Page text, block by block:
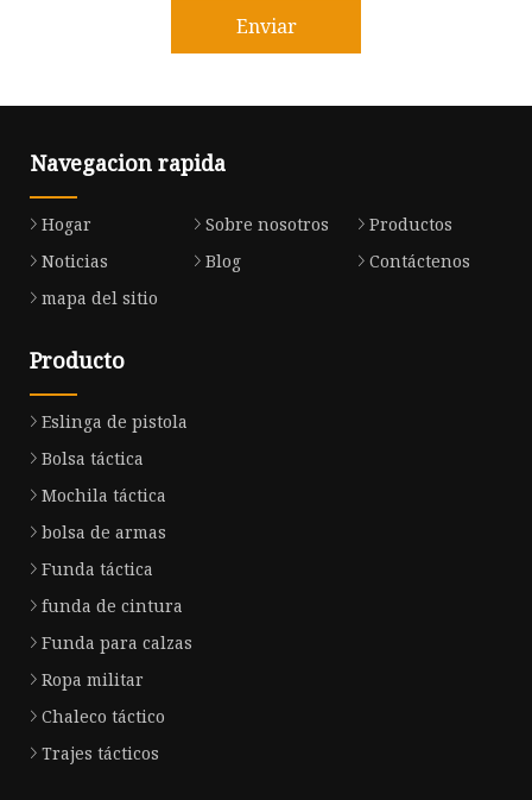
Enviar
Navegacion rapida
Hogar Sobre nosotros
Productos
Noticias
Blog
Contáctenos
mapa del sitio
Producto
Eslinga de pistola
Bolsa táctica
Mochila táctica
bolsa de armas
Funda táctica
funda de cintura
Funda para calzas
Ropa militar
Chaleco táctico
Trajes tácticos